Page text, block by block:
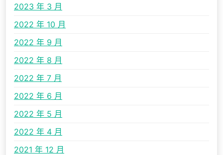
2023 年 3 月
2022 年 10 月
2022 年 9 月
2022 年 8 月
2022 年 7 月
2022 年 6 月
2022 年 5 月
2022 年 4 月
2021 年 12 月